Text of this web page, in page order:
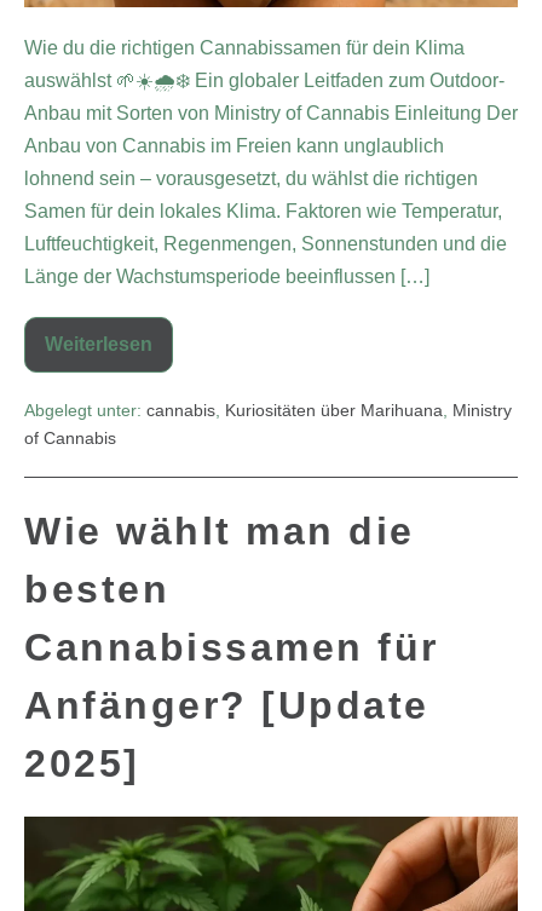
Wie du die richtigen Cannabissamen für dein Klima
auswählst 🌱☀️🌧️❄️ Ein globaler Leitfaden zum Outdoor-
Anbau mit Sorten von Ministry of Cannabis Einleitung Der
Anbau von Cannabis im Freien kann unglaublich
lohnend sein – vorausgesetzt, du wählst die richtigen
Samen für dein lokales Klima. Faktoren wie Temperatur,
Luftfeuchtigkeit, Regenmengen, Sonnenstunden und die
Länge der Wachstumsperiode beeinflussen […]
Weiterlesen
Abgelegt unter: cannabis Kuriositäten über Marihuana
Ministry
of Cannabis
Wie wählt man die
besten
Cannabissamen für
Anfänger? [Update
2025]